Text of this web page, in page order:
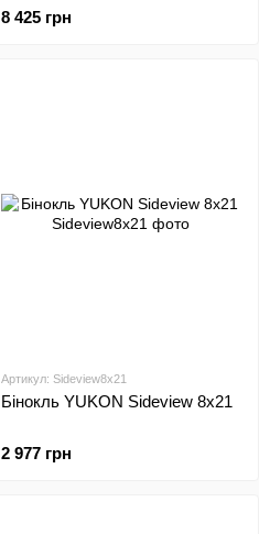
8 425 грн
Артикул: Sideview8x21
Бінокль YUKON Sideview 8x21
2 977 грн